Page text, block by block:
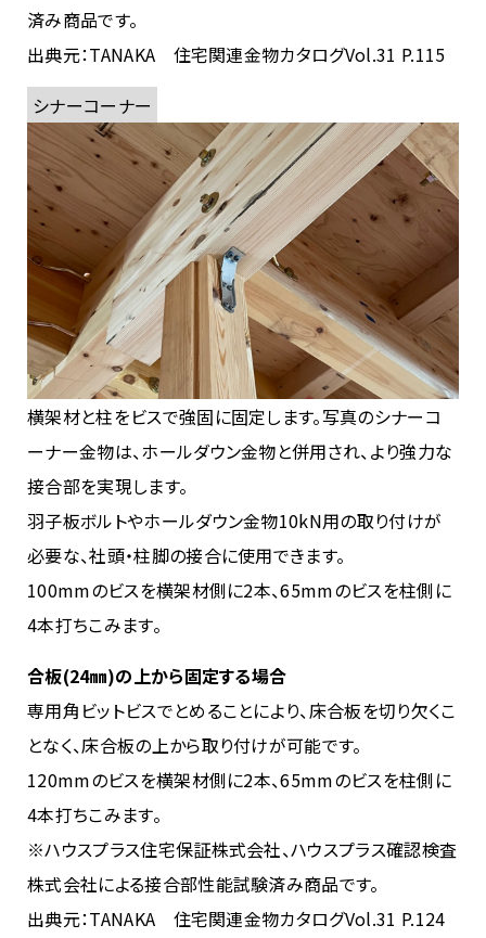
済み商品です。
出典元：TANAKA 住宅関連金物カタログVol.31 P.115
シナーコーナー
横架材と柱をビスで強固に固定します。写真のシナーコ
ーナー金物は、ホールダウン金物と併用され、より強力な
接合部を実現します。
羽子板ボルトやホールダウン金物10kN用の取り付けが
必要な、社頭・柱脚の接合に使用できます。
100mmのビスを横架材側に2本、65mmのビスを柱側に
4本打ちこみます。
合板(24㎜)の上から固定する場合
専用角ビットビスでとめることにより、床合板を切り欠くこ
となく、床合板の上から取り付けが可能です。
120mmのビスを横架材側に2本、65mmのビスを柱側に
4本打ちこみます。
※ハウスプラス住宅保証株式会社、ハウスプラス確認検査
株式会社による接合部性能試験済み商品です。
出典元：TANAKA 住宅関連金物カタログVol.31 P.124